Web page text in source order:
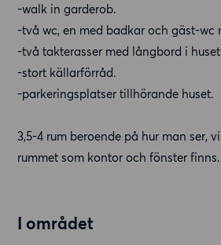
-walk in garderob.
-två wc, en med badkar och gäst-wc
-två takterasser med långbord i
-stort källarförråd.
-parkeringsplatser tillhörande huset.
3,5-4 rum beroende på hur man ser,
rummet som kontor och fönster finns.
I området